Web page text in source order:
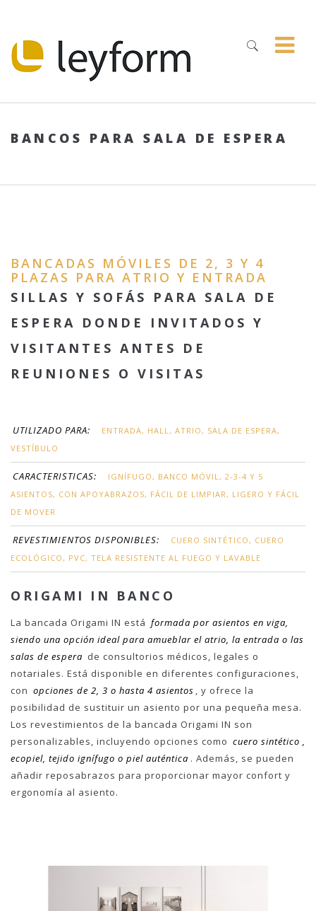
BANCOS PARA SALA DE ESPERA
BANCADAS MÓVILES DE 2, 3 Y 4
PLAZAS PARA ATRIO Y ENTRADA
SILLAS Y SOFÁS PARA SALA DE
ESPERA DONDE INVITADOS Y
VISITANTES ANTES DE
REUNIONES O VISITAS
UTILIZADO PARA:
ENTRADA, HALL, ATRIO, SALA DE ESPERA,
VESTÍBULO
CARACTERISTICAS:
IGNÍFUGO, BANCO MÓVIL, 2-3-4 Y 5
ASIENTOS, CON APOYABRAZOS, FÁCIL DE LIMPIAR, LIGERO Y FÁCIL
DE MOVER
REVESTIMIENTOS DISPONIBLES:
CUERO SINTÉTICO, CUERO
ECOLÓGICO, PVC, TELA RESISTENTE AL FUEGO Y LAVABLE
ORIGAMI IN BANCO
La bancada Origami IN está formada por asientos en viga,
siendo una opción ideal para amueblar el atrio, la entrada o las
salas de espera de consultorios médicos, legales o
notariales. Está disponible en diferentes configuraciones,
con opciones de 2, 3 o hasta 4 asientos , y ofrece la
posibilidad de sustituir un asiento por una pequeña mesa.
Los revestimientos de la bancada Origami IN son
personalizables, incluyendo opciones como cuero sintético ,
ecopiel, tejido ignífugo o piel auténtica . Además, se pueden
añadir reposabrazos para proporcionar mayor confort y
ergonomía al asiento.